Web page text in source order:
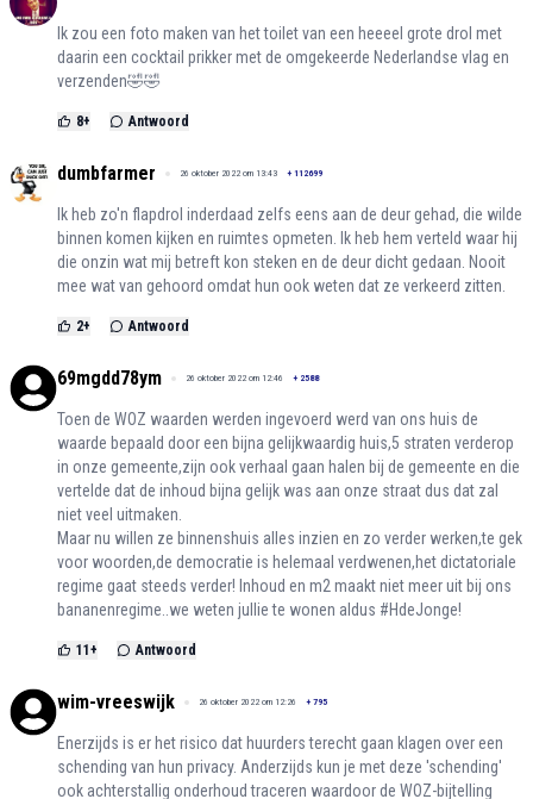
Ik zou een foto maken van het toilet van een heeeel grote drol met
daarin een cocktail prikker met de omgekeerde Nederlandse vlag en
verzenden🤣🤣
8+ Antwoord
dumbfarmer 26 oktober 2022 om 13:43 + 112699
Ik heb zo'n flapdrol inderdaad zelfs eens aan de deur gehad, die wilde
binnen komen kijken en ruimtes opmeten. Ik heb hem verteld waar hij
die onzin wat mij betreft kon steken en de deur dicht gedaan. Nooit
mee wat van gehoord omdat hun ook weten dat ze verkeerd zitten.
2+ Antwoord
69mgdd78ym 26 oktober 2022 om 12:46 + 2588
Toen de WOZ waarden werden ingevoerd werd van ons huis de
waarde bepaald door een bijna gelijkwaardig huis,5 straten verderop
in onze gemeente,zijn ook verhaal gaan halen bij de gemeente en die
vertelde dat de inhoud bijna gelijk was aan onze straat dus dat zal
niet veel uitmaken.
Maar nu willen ze binnenshuis alles inzien en zo verder werken,te gek
voor woorden,de democratie is helemaal verdwenen,het dictatoriale
regime gaat steeds verder! Inhoud en m2 maakt niet meer uit bij ons
bananenregime..we weten jullie te wonen aldus #HdeJonge!
11 + Antwoord
wim-vreeswijk 26 oktober 2022 om 12:26 + 795
Enerzijds is er het risico dat huurders terecht gaan klagen over een
schending van hun privacy. Anderzijds kun je met deze 'schending'
ook achterstallig onderhoud traceren waardoor de WOZ-bijtelling